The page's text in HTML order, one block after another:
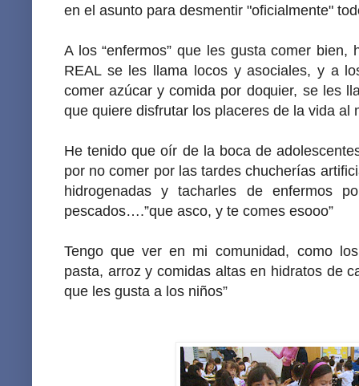
en el asunto para desmentir "oficialmente"
A los “enfermos” que les gusta comer bien,
REAL se les llama locos y asociales, y a
comer azúcar y comida por doquier, se les
que quiere disfrutar los placeres de la vida al
He tenido que oír de la boca de
por no comer por las tardes chucherías
hidrogenadas y tacharles de enfermos
pescados….”que asco, y te comes esooo”
Tengo que ver en mi comunidad, como
pasta, arroz y comidas altas en hidratos de
que les gusta a los niños”